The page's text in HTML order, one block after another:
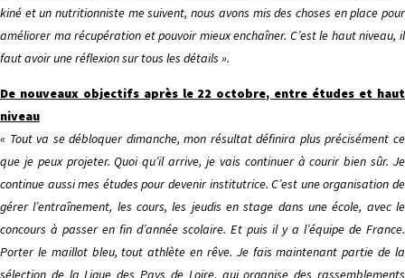
kiné et un nutritionniste me suivent, nous avons mis des choses en place pour
améliorer ma récupération et pouvoir mieux enchaîner. C’est le haut niveau, il
faut avoir une réflexion sur tous les détails ».
De nouveaux objectifs après le 22 octobre, entre études et haut
niveau
« Tout va se débloquer dimanche, mon résultat définira plus précisément ce
que je peux projeter. Quoi qu’il arrive, je vais continuer à courir bien sûr. Je
continue aussi mes études pour devenir institutrice. C’est une organisation de
gérer l’entraînement, les cours, les jeudis en stage dans une école, avec le
concours à passer en fin d’année scolaire. Et puis il y a l’équipe de France.
Porter le maillot bleu, tout athlète en rêve. Je fais maintenant partie de la
sélection de la Ligue des Pays de Loire, qui organise des rassemblements